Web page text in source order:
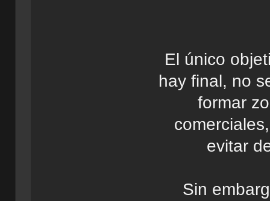
El único
hay final, no
formar
evitar
Sin